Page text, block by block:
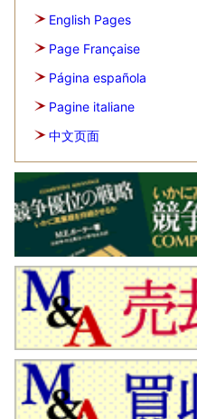
English Pages
Page Française
Página española
Pagine italiane
中文页面